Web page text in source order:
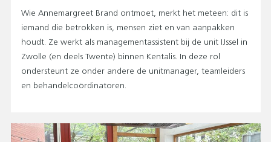
Wie Annemargreet Brand ontmoet, merkt het meteen: dit is
iemand die betrokken is, mensen ziet en van aanpakken
houdt. Ze werkt als managementassistent bij de unit IJssel in
Zwolle (en deels Twente) binnen Kentalis. In deze rol
ondersteunt ze onder andere de unitmanager, teamleiders
en behandelcoördinatoren.